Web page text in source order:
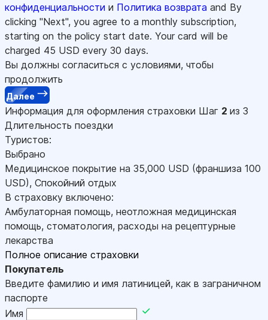
конфиденциальности и Политика возврата and By
clicking "Next", you agree to a monthly subscription,
starting on the policy start date. Your card will be
charged 45 USD every 30 days.
Вы должны согласиться с условиями, чтобы
продолжить
Далее
Информация для оформления страховки Шаг 2 из 3
Длительность поездки
Туристов:
Выбрано
Медицинское покрытие на 35,000 USD (франшиза 100
USD), Спокойний отдых
В страховку включено:
Амбулаторная помощь, неотложная медицинская
помощь, стоматология, расходы на рецептурные
лекарства
Полное описание страховки
Покупатель
Введите фамилию и имя латиницей, как в заграничном
паспорте
Имя